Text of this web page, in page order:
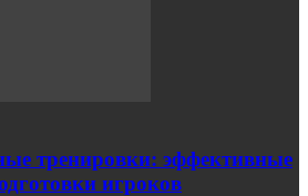
тренировки: эффективные
игроков